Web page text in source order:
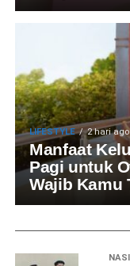
LIFESTYLE 2 hari ago
Manfaat
Pagi untuk
Wajib Kamu